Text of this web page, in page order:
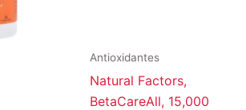
Antioxidantes
Natural Factors,
BetaCareAll, 15,000